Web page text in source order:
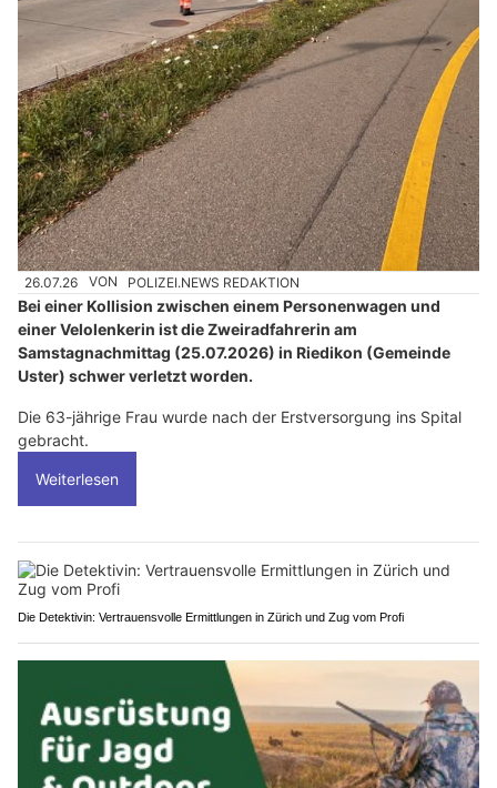
26.07.26 VON POLIZEI.NEWS REDAKTION
Bei einer Kollision zwischen einem Personenwagen und
einer Velolenkerin ist die Zweiradfahrerin am
Samstagnachmittag (25.07.2026) in Riedikon (Gemeinde
Uster) schwer verletzt worden.
Die 63-jährige Frau wurde nach der Erstversorgung ins Spital
gebracht.
Weiterlesen
Die Detektivin: Vertrauensvolle Ermittlungen in Zürich und Zug vom Profi